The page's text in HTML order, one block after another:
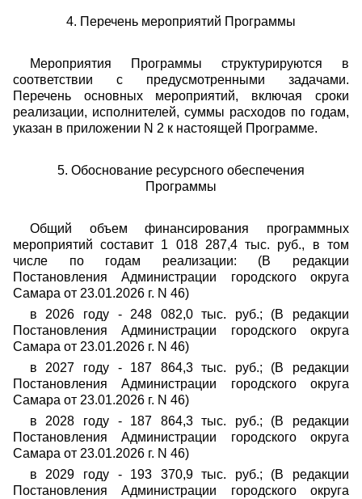
4. Перечень мероприятий Программы
Мероприятия Программы структурируются в
соответствии с предусмотренными задачами.
Перечень основных мероприятий, включая сроки
реализации, исполнителей, суммы расходов по годам,
указан в приложении N 2 к настоящей Программе.
5. Обоснование ресурсного обеспечения
Программы
Общий объем финансирования программных
мероприятий составит 1 018 287,4 тыс. руб., в том
числе по годам реализации: (В редакции
Постановления Администрации городского округа
Самара от 23.01.2026 г. N 46)
в 2026 году - 248 082,0 тыс. руб.; (В редакции
Постановления Администрации городского округа
Самара от 23.01.2026 г. N 46)
в 2027 году - 187 864,3 тыс. руб.; (В редакции
Постановления Администрации городского округа
Самара от 23.01.2026 г. N 46)
в 2028 году - 187 864,3 тыс. руб.; (В редакции
Постановления Администрации городского округа
Самара от 23.01.2026 г. N 46)
в 2029 году - 193 370,9 тыс. руб.; (В редакции
Постановления Администрации городского округа